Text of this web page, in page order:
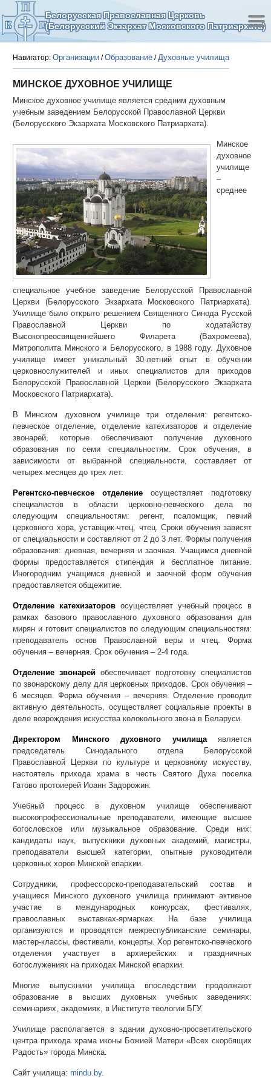
Белорусская Православная Церковь
(Белорусский Экзархат Московского Патриархата)
Навигатор: Организации /Образование /Духовные училища
МИНСКОЕ ДУХОВНОЕ УЧИЛИЩЕ
Минское духовное училище является средним духовным
учебным заведением Белорусской Православной Церкви
(Белорусского Экзархата Московского Патриархата).
Минское
духовное
училище
–
среднее
специальное учебное заведение Белорусской Православной
Церкви (Белорусского Экзархата Московского Патриархата).
Училище было открыто решением Священного Синода Русской
Православной Церкви по ходатайству
Высокопреосвященнейшего Филарета (Вахромеева),
Митрополита Минского и Белорусского, в 1988 году. Духовное
училище имеет уникальный 30-летний опыт в обучении
церковнослужителей и иных специалистов для приходов
Белорусской Православной Церкви (Белорусского Экзархата
Московского Патриархата).
В Минском духовном училище три отделения: регентско-
певческое отделение, отделение катехизаторов и отделение
звонарей, которые обеспечивают получение духовного
образования по семи специальностям. Срок обучения, в
зависимости от выбранной специальности, составляет от
четырех месяцев до трех лет.
Регентско-певческое отделение осуществляет подготовку
специалистов в области церковно-певческого дела по
следующим специальностям: регент, псаломщик, певчий
церковного хора, уставщик-чтец, чтец. Сроки обучения зависят
от специальности и составляют от 2 до 3 лет. Формы получения
образования: дневная, вечерняя и заочная. Учащимся дневной
формы предоставляется стипендия и бесплатное питание.
Иногородним учащимся дневной и заочной форм обучения
предоставляется общежитие.
Отделение катехизаторовосуществляет учебный процесс в
рамках базового православного духовного образования для
мирян и готовит специалистов по следующим специальностям:
преподаватель основ Православной веры и чтец. Форма
обучения – вечерняя. Срок обучения – 2-4 года.
Отделение звонарей обеспечивает подготовку специалистов
по звонарскому делу для церковных приходов. Срок обучения –
6 месяцев. Форма обучения – вечерняя. Отделение проводит
активную деятельность, осуществляет социальные проекты в
деле возрождения искусства колокольного звона в Беларуси.
Директором Минского духовного училищаявляется
председатель Синодального отдела Белорусской
Православной Церкви по культуре и церковному искусству,
настоятель прихода храма в честь Святого Духа поселка
Гатово протоиерей Иоанн Задорожин.
Учебный процесс в духовном училище обеспечивают
высокопрофессиональные преподаватели, имеющие высшее
богословское или музыкальное образование. Среди них:
кандидаты наук, выпускники духовных академий, магистры,
преподаватели высшей категории, опытные руководители
церковных хоров Минской епархии.
Сотрудники, профессорско-преподавательский состав и
учащиеся Минского духовного училища принимают активное
участие в международных конкурсах, фестивалях,
православных выставках-ярмарках. На базе училища
организуются и проводятся межреспубликанские семинары,
мастер-классы, фестивали, концерты. Хор регентско-певческого
отделения участвует в архиерейских и праздничных
богослужениях на приходах Минской епархии.
Многие выпускники училища впоследствии продолжают
образование в высших духовных учебных заведениях:
семинариях, академиях, в Институте теологии БГУ.
Училище располагается в здании духовно-просветительского
центра прихода храма иконы Божией Матери «Всех скорбящих
Радость» города Минска.
Сайт училища: mindu.by.